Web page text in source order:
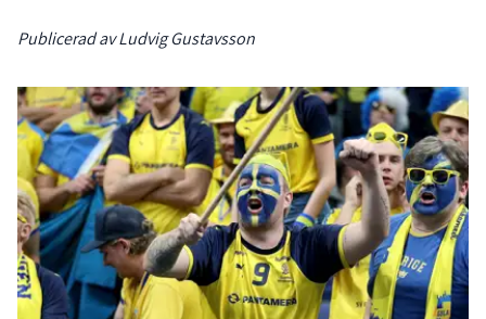
Publicerad av Ludvig Gustavsson